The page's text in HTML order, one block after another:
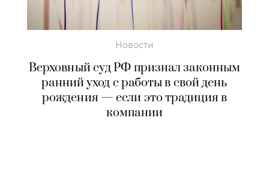
Новости
Верховный суд РФ признал законным
ранний уход с работы в свой день
рождения — если это традиция в
компании